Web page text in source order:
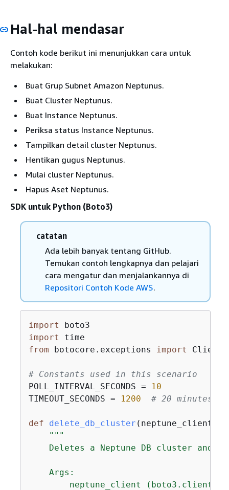
Hal-hal mendasar
Contoh kode berikut ini menunjukkan cara untuk
melakukan:
Buat Grup Subnet Amazon Neptunus.
Buat Cluster Neptunus.
Buat Instance Neptunus.
Periksa status Instance Neptunus.
Tampilkan detail cluster Neptunus.
Hentikan gugus Neptunus.
Mulai cluster Neptunus.
Hapus Aset Neptunus.
SDK untuk Python (Boto3)
catatan
Ada lebih banyak tentang GitHub.
Temukan contoh lengkapnya dan pelajari
cara mengatur dan menjalankannya di
Repositori Contoh Kode AWS.
import
import
from botocore.exceptions import
# Constants used in this scenario
POLL_INTERVAL_SECONDS =
10
TIMEOUT_SECONDS =
1200 # 20 minutes
def delete_db_cluster ( neptune_client,
"""
Deletes a Neptune DB cluster and
    Args:
neptune_client (boto3.client):